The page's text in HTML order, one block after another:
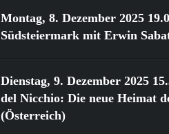
Montag, 8. Dezember 2025
Südsteiermark mit Erwin
Dienstag, 9. Dezember 2025
del Nicchio: Die neue Heimat
(Österreich)